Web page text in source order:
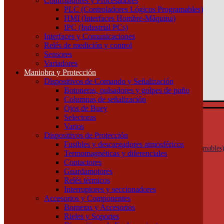
PLC (Controladores Lógicos Programables)
HMI (Interfaces Hombre-Máquina)
IPC (Industrial PCs)
Interfaces y Comunicaciones
Relés de medición y control
Sensores
Variadores
Maniobra y Protección
Dispositivos de Comando y Señalización
Botoneras, pulsadores y golpes de puño
Columnas de señalización
Ojos de Buey
Selectoras
Varios
Dispositivos de Protección
Fusibles y descargadores atmosféricos
Termomagnéticas y diferenciales
Contactores
Guardamotores
Relés térmicos
Interruptores y seccionadores
Accesorios y Componentes
Borneras y Accesorios
Rieles y Soportes
(011) 4253-9024
Atención por WhatsApp
11 3071 1515
0
$ 0,00
0
Tu pedido
Automatización y Control
Actuadores
Controladores y Procesadores
PLC (Controladores Lógicos
HMI (Interfaces Hombre-Máquina)
IPC (Industrial PCs)
Interfaces y Comunicaciones
Relés de medición y control
Sensores
Variadores
Maniobra y Protección
Dispositivos de Comando y Señalización